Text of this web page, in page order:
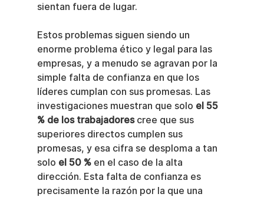
sientan fuera de lugar.
Estos problemas siguen siendo un
enorme problema ético y legal para las
empresas, y a menudo se agravan por la
simple falta de confianza en que los
líderes cumplan con sus promesas. Las
investigaciones muestran que solo el 55
% de los trabajadores cree que sus
superiores directos cumplen sus
promesas, y esa cifra se desploma a tan
solo el 50 % en el caso de la alta
dirección. Esta falta de confianza es
precisamente la razón por la que una